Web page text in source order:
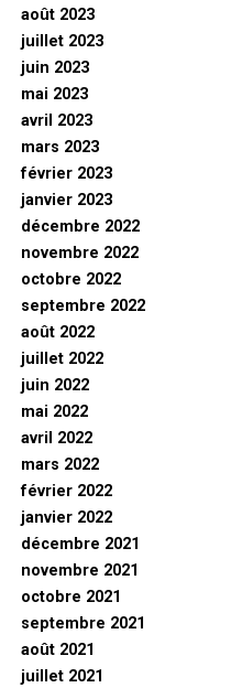
août 2023
juillet 2023
juin 2023
mai 2023
avril 2023
mars 2023
février 2023
janvier 2023
décembre 2022
novembre 2022
octobre 2022
septembre 2022
août 2022
juillet 2022
juin 2022
mai 2022
avril 2022
mars 2022
février 2022
janvier 2022
décembre 2021
novembre 2021
octobre 2021
septembre 2021
août 2021
juillet 2021